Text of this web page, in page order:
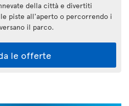
della città e divertiti
piste all'aperto o percorrendo i
il parco.
le offerte